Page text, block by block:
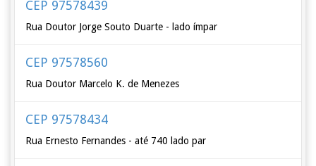
CEP 97578439
Rua Doutor Jorge Souto Duarte - lado ímpar
CEP 97578560
Rua Doutor Marcelo K. de Menezes
CEP 97578434
Rua Ernesto Fernandes - até 740 lado par